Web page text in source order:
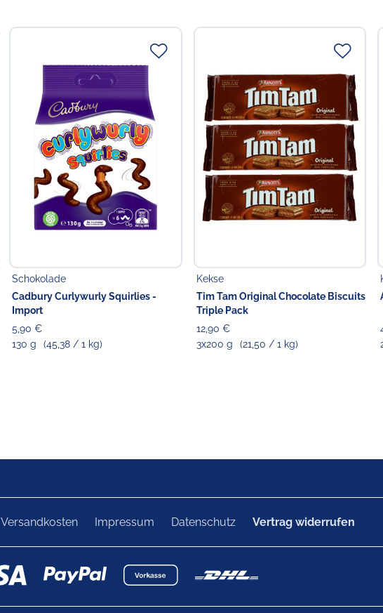
Schokolade
Cadbury Curlywurly Squirlies -
Import
5,90 €
130 g
(45,38 / 1 kg)
Kekse
Tim Tam Original Chocolate Biscuits
Triple Pack
12,90 €
3x200 g
(21,50 / 1 kg)
Versandkosten Impressum Datenschutz Vertrag widerrufen